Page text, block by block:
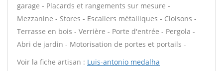
garage - Placards et rangements sur mesure -
Mezzanine - Stores - Escaliers métalliques - Cloisons -
Terrasse en bois - Verrière - Porte d'entrée - Pergola -
Abri de jardin - Motorisation de portes et portails -
Voir la fiche artisan : Luis-antonio medalha